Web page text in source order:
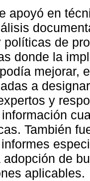
apoyó en
políticas de
donde la
mejorar,
a
y
También
de
aplicables.